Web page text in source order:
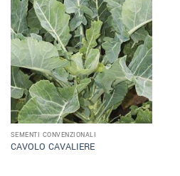
SEMENTI CONVENZIONALI
CAVOLO CAVALIERE